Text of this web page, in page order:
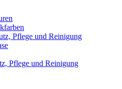
Pflege und Reinigung
Pflege und Reinigung